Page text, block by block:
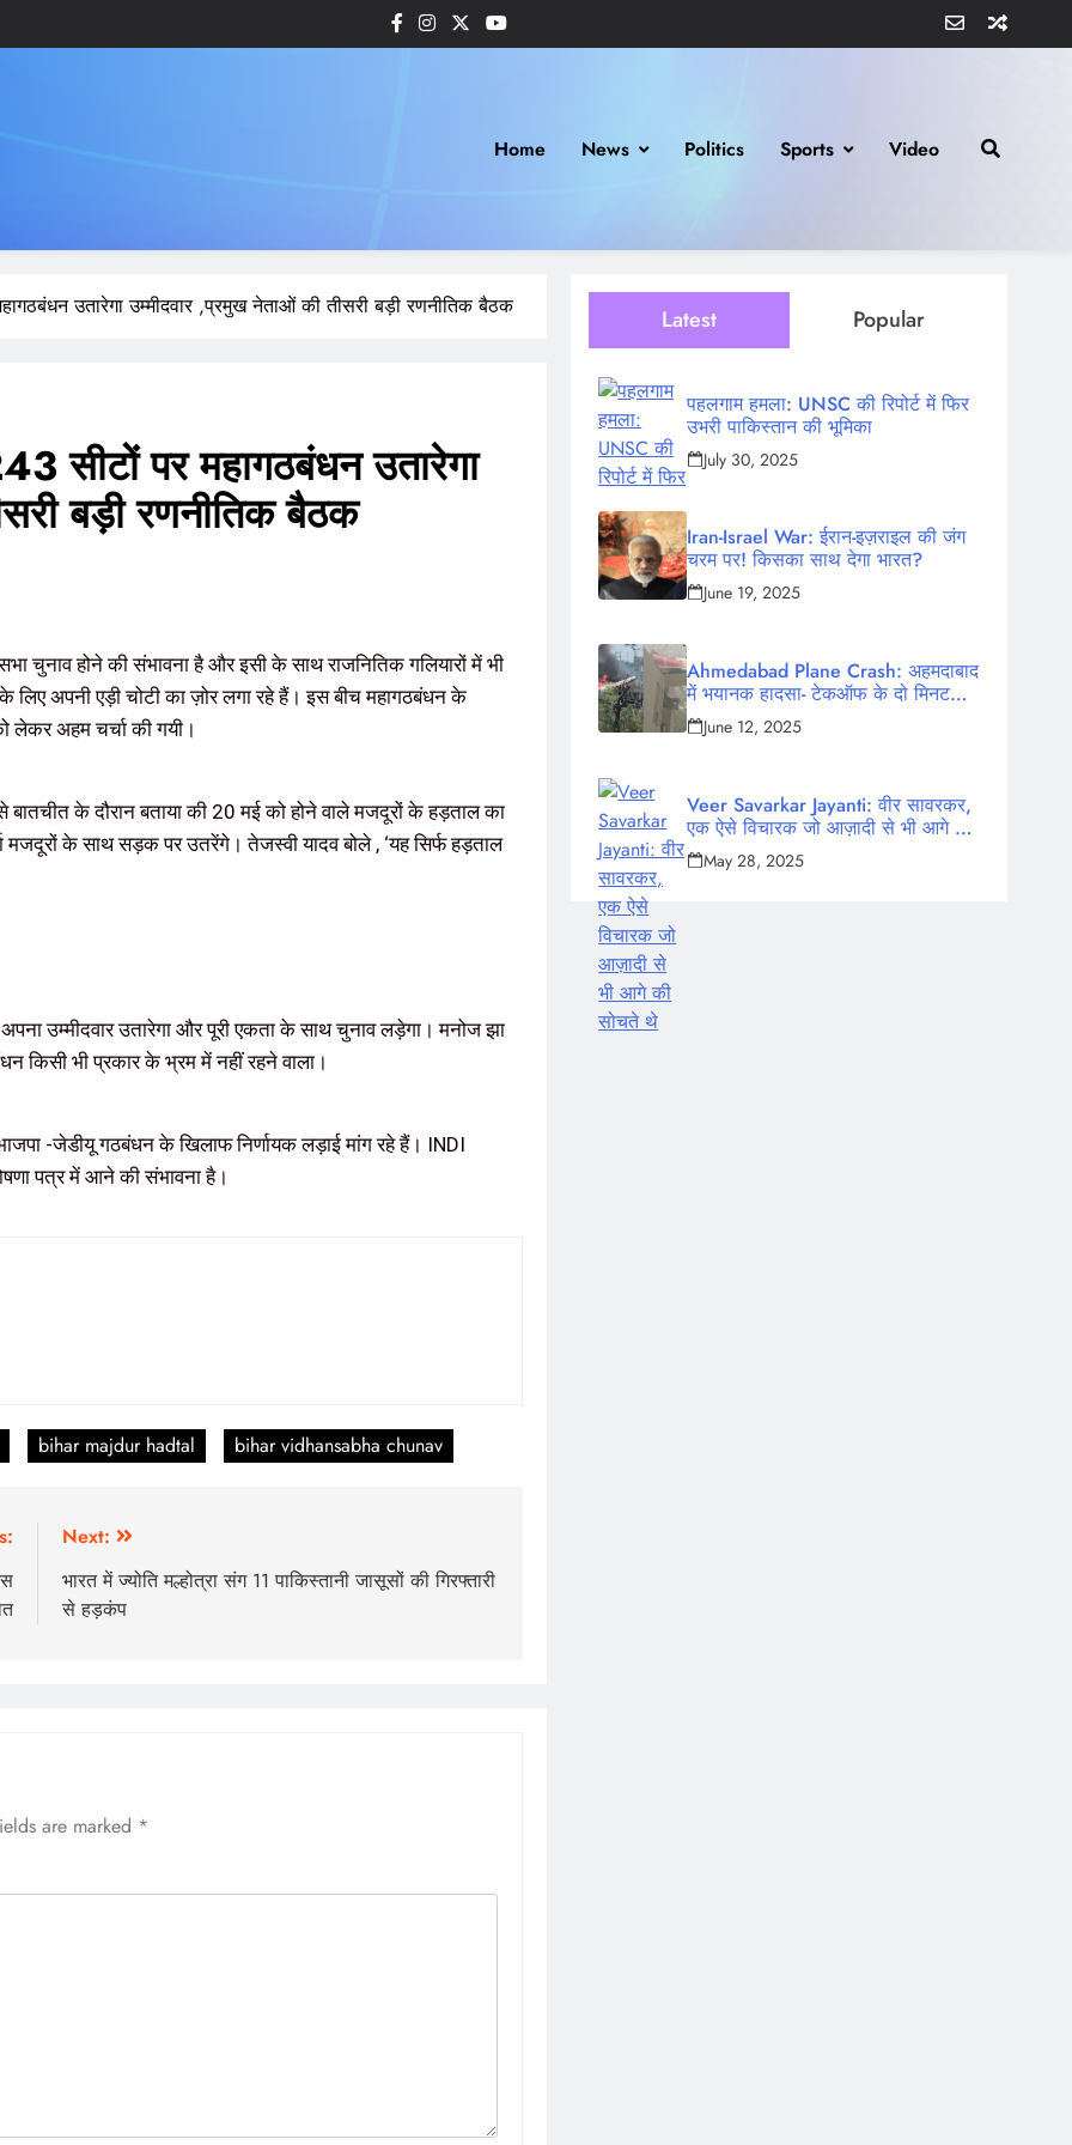
Home News Politics Sports Video
उतारेगा उम्मीदवार ,प्रमुख नेताओं की तीसरी बड़ी रणनीतिक बैठक
पर महागठबंधन उतारेगा
बड़ी रणनीतिक बैठक
होने की संभावना है और इसी के साथ राजनितिक गलियारों में भी
लिए अपनी एड़ी चोटी का ज़ोर लगा रहे हैं। इस बीच महागठबंधन के
लेकर अहम चर्चा की गयी।
के दौरान बताया की 20 मई को होने वाले मजदूरों के हड़ताल का
के साथ सड़क पर उतरेंगे। तेजस्वी यादव बोले , ‘यह सिर्फ हड़ताल
उम्मीदवार उतारेगा और पूरी एकता के साथ चुनाव लड़ेगा। मनोज झा
किसी भी प्रकार के भ्रम में नहीं रहने वाला।
-जेडीयू गठबंधन के खिलाफ निर्णायक लड़ाई मांग रहे हैं। INDI
पत्र में आने की संभावना है।
bihar majdur hadtal bihar vidhansabha chunav
Next:
भारत में ज्योति मल्होत्रा संग 11 पाकिस्तानी जासूसों की गिरफ्तारी
से हड़कंप
are marked *
Latest Popular
पहलगाम हमला: UNSC की रिपोर्ट में फिर
उभरी पाकिस्तान की भूमिका
July 30, 2025
Iran-Israel War: ईरान-इज़राइल की जंग
चरम पर! किसका साथ देगा भारत?
June 19, 2025
Ahmedabad Plane Crash: अहमदाबाद
में भयानक हादसा- टेकऑफ के दो मिनट
बाद क्रैश हुआ एयर इंडिया का विमान,
242 लोग थे सवार
June 12, 2025
Veer Savarkar Jayanti: वीर सावरकर,
एक ऐसे विचारक जो आज़ादी से भी आगे की
सोचते थे
May 28, 2025